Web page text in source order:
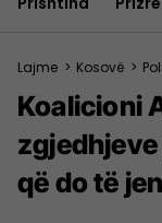
Lajme > Kosovë >
Koalicioni
që do të